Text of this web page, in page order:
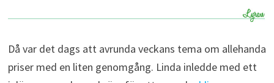
Då var det dags att avrunda veckans tema om allehanda
priser med en liten genomgång. Linda inledde med ett